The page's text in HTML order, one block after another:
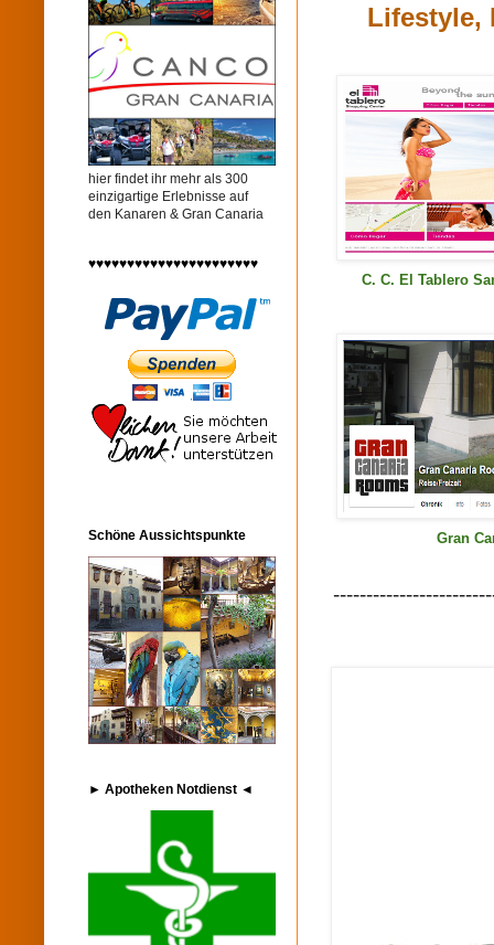
Lifestyle,
C. C. El Tablero
Gran
hier findet ihr mehr als 300
einzigartige Erlebnisse auf
den Kanaren & Gran Canaria
♥♥♥♥♥♥♥♥♥♥♥♥♥♥♥♥♥♥♥♥♥♥
Schöne Aussichtspunkte
► Apotheken Notdienst ◄